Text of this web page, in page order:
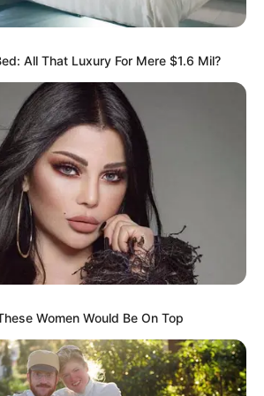
AL CANAL DE WHATSAPP
All That Luxury For Mere $1.6 Mil?
Women Would Be On Top